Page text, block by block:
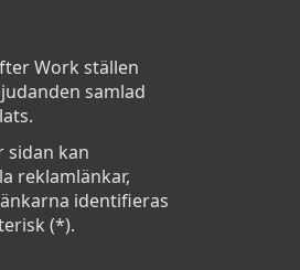
Work ställen
samlad
sidan kan
reklamlänkar,
identifieras
(*).